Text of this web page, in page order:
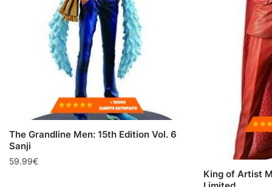
The Grandline Men: 15th Edition Vol. 6
Sanji
59.99€
King of Artist